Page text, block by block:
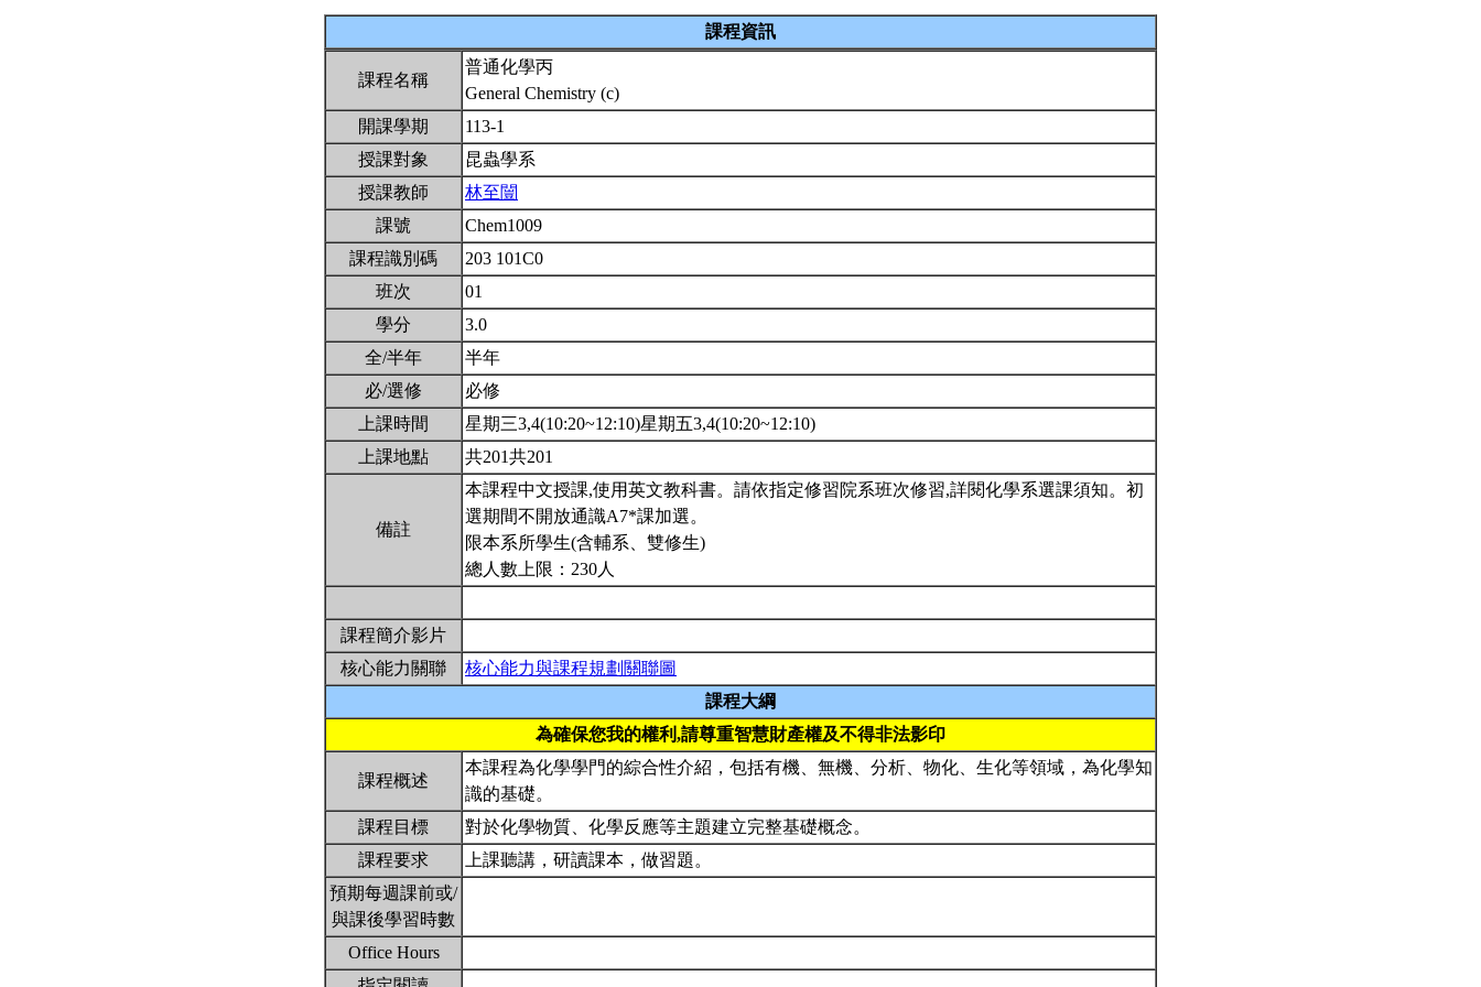
課程資訊
課程名稱
普通化學丙
General Chemistry (c)
開課學期
113-1
授課對象
昆蟲學系
授課教師
林至闓
課號
Chem1009
課程識別碼
203 101C0
班次
01
學分
3.0
全/半年
半年
必/選修
必修
上課時間
星期三3,4(10:20~12:10)星期五3,4(10:20~12:10)
上課地點
共201共201
備註
本課程中文授課,使用英文教科書。請依指定修習院系班次修習,詳閱化學系選課須知。初
選期間不開放通識A7*課加選。
限本系所學生(含輔系、雙修生)
總人數上限：230人
課程簡介影片
核心能力關聯
核心能力與課程規劃關聯圖
課程大綱
為確保您我的權利,請尊重智慧財產權及不得非法影印
課程概述
本課程為化學學門的綜合性介紹，包括有機、無機、分析、物化、生化等領域，為化學知
識的基礎。
課程目標
對於化學物質、化學反應等主題建立完整基礎概念。
課程要求
上課聽講，研讀課本，做習題。
預期每週課前或/
與課後學習時數
Office Hours